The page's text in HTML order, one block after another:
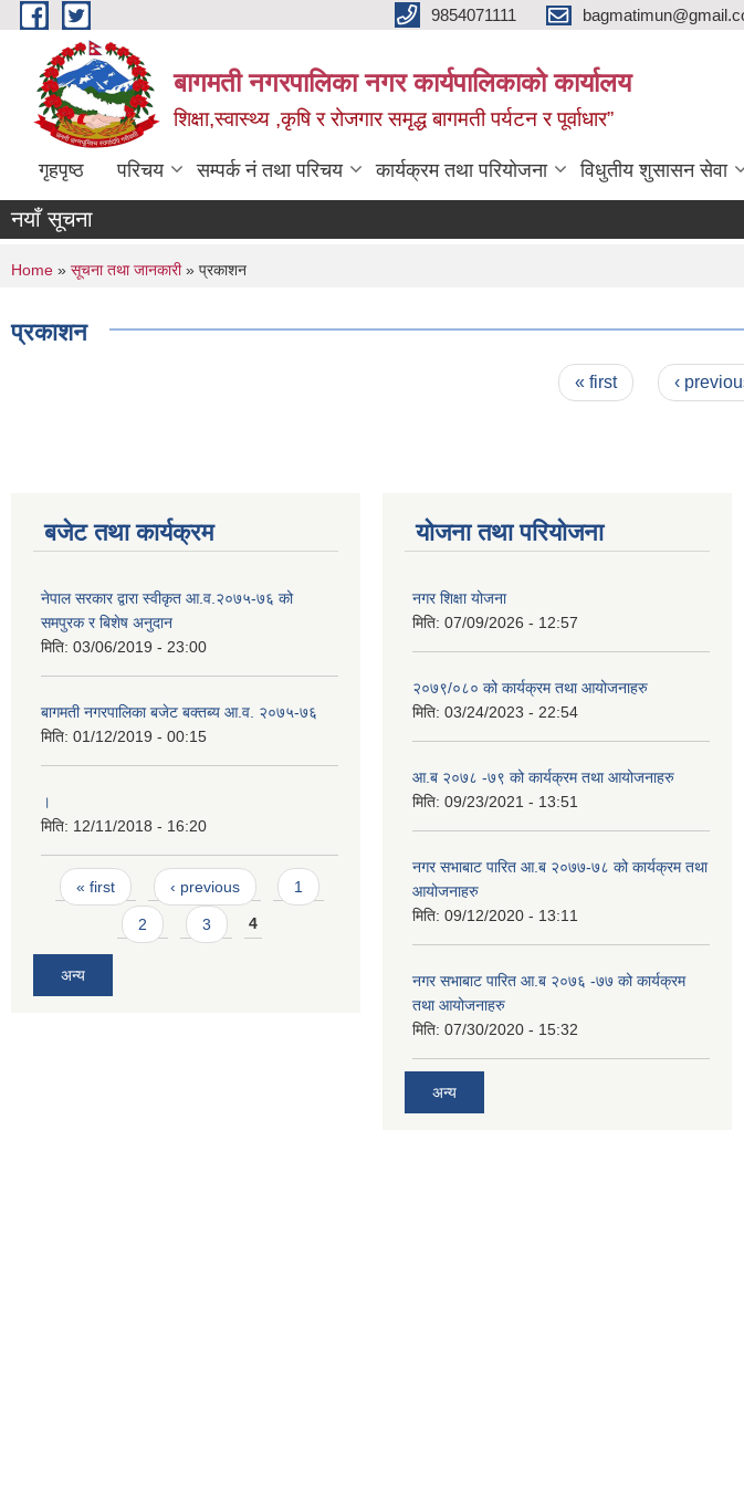
Skip to main content 9854071111
बागमती नगरपालिका नगर कार्यपालिकाको कार्यालय
शिक्षा,स्वास्थ्य ,कृषि र रोजगार समृद्ध बागमती पर्यटन र पूर्वाधार”
गृहपृष्ठ परिचय सम्पर्क नं तथा परिचय कार्यक्रम तथा परियोजना विधुतीय शुसासन सेवा
नयाँ सूचना
You are here
Home » सूचना तथा जानकारी» प्रकाशन
प्रकाशन
« first ‹
बजेट तथा कार्यक्रम
नेपाल सरकार द्वारा स्वीकृत आ.व.२०७५-७६ को
समपुरक र बिशेष अनुदान
मिति: 03/06/2019 - 23:00
बागमती नगरपालिका बजेट बक्तब्य आ.व. २०७५-७६
मिति: 01/12/2019 - 00:15
।
मिति: 12/11/2018 - 16:20
Pages
« first ‹ previous 1
2 3 4
अन्य
योजना तथा परियोजना
नगर शिक्षा योजना
मिति: 07/09/2026 - 12:57
२०७९/०८० को कार्यक्रम तथा आयोजनाहरु
मिति: 03/24/2023 - 22:54
आ.ब २०७८ -७९ को कार्यक्रम तथा आयोजनाहरु
मिति: 09/23/2021 - 13:51
नगर सभाबाट पारित आ.ब २०७७-७८ को कार्यक्रम तथा
आयोजनाहरु
मिति: 09/12/2020 - 13:11
नगर सभाबाट पारित आ.ब २०७६ -७७ को कार्यक्रम
तथा आयोजनाहरु
मिति: 07/30/2020 - 15:32
अन्य